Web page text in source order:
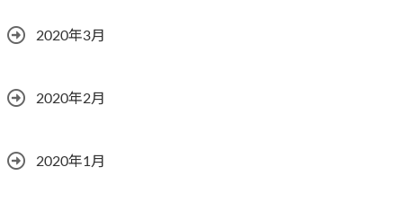
2020年3月
2020年2月
2020年1月